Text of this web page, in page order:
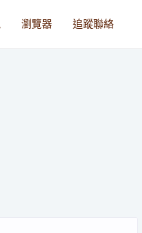
瀏覽器 追蹤聯絡